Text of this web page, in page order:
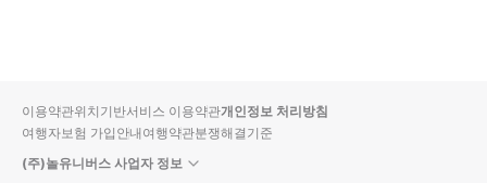
입니
다.
순
상
이용약관위치기반서비스 이용약관개인정보 처리방침
여행자보험 가입안내여행약관분쟁해결기준
(주)놀유니버스 사업자 정보